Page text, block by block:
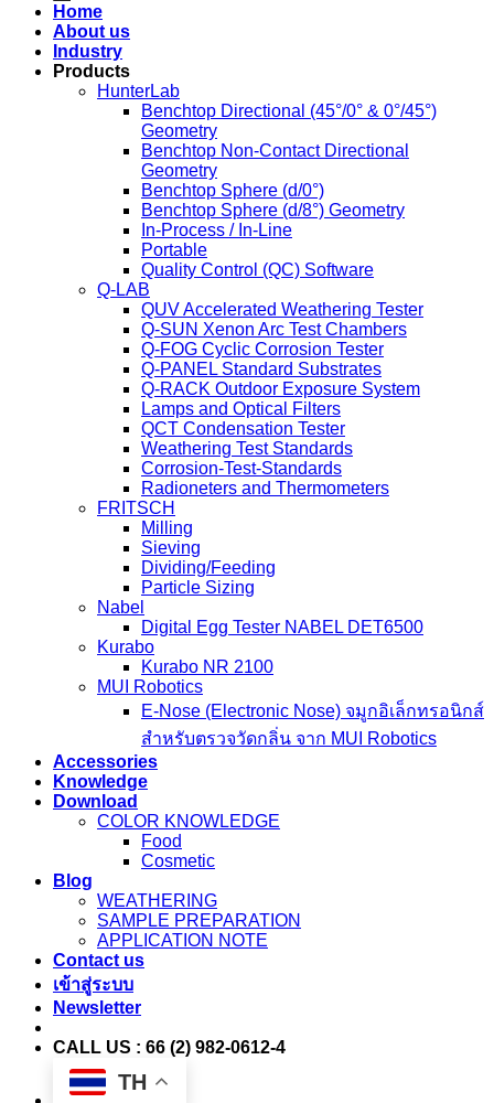
Home
About us
Industry
Products
HunterLab
Benchtop Directional (45°/0° & 0°/45°)
Geometry
Benchtop Non-Contact Directional
Geometry
Benchtop Sphere (d/0°)
Benchtop Sphere (d/8°) Geometry
In-Process / In-Line
Portable
Quality Control (QC) Software
Q-LAB
QUV Accelerated Weathering Tester
Q-SUN Xenon Arc Test Chambers
Q-FOG Cyclic Corrosion Tester
Q-PANEL Standard Substrates
Q-RACK Outdoor Exposure System
Lamps and Optical Filters
QCT Condensation Tester
Weathering Test Standards
Corrosion-Test-Standards
Radioneters and Thermometers
FRITSCH
Milling
Sieving
Dividing/Feeding
Particle Sizing
Nabel
Digital Egg Tester NABEL DET6500
Kurabo
Kurabo NR 2100
MUI Robotics
E‑Nose (Electronic Nose) จมูกอิเล็กทรอนิกส์
สำหรับตรวจวัดกลิ่น จาก MUI Robotics
Accessories
Knowledge
Download
COLOR KNOWLEDGE
Food
Cosmetic
Blog
WEATHERING
SAMPLE PREPARATION
APPLICATION NOTE
Contact us
เข้าสู่ระบบ
Newsletter
CALL US : 66 (2) 982-0612-4
TH